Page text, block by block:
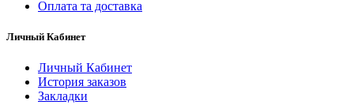
Оплата та доставка
Личный Кабинет
Личный Кабинет
История заказов
Закладки